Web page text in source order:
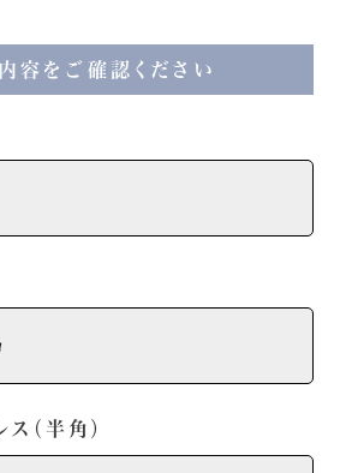
容をご確認ください
ス （半角）